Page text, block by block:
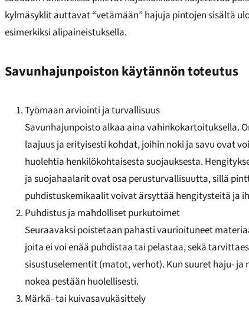
kylmäsyklit auttavat “vetämään” hajuja pintojen sisältä
esimerkiksi alipaineistuksella.
Savunhajunpoiston käytännön toteutus
Työmaan arviointi ja turvallisuus
Savunhajunpoisto alkaa aina vahinkokartoituksella.
laajuus ja erityisesti kohdat, joihin noki ja savu ovat
huolehtia henkilökohtaisesta suojauksesta.
ja suojahaalarit ovat osa perusturvallisuutta, sillä
puhdistuskemikaalit voivat ärsyttää hengitysteitä ja
Puhdistus ja mahdolliset purkutoimet
Seuraavaksi poistetaan pahasti vaurioituneet
joita ei voi enää puhdistaa tai pelastaa, sekä
sisustuselementit (matot, verhot). Kun suuret haju-
nokea pestään huolellisesti.
Märkä- tai kuivasavukäsittely